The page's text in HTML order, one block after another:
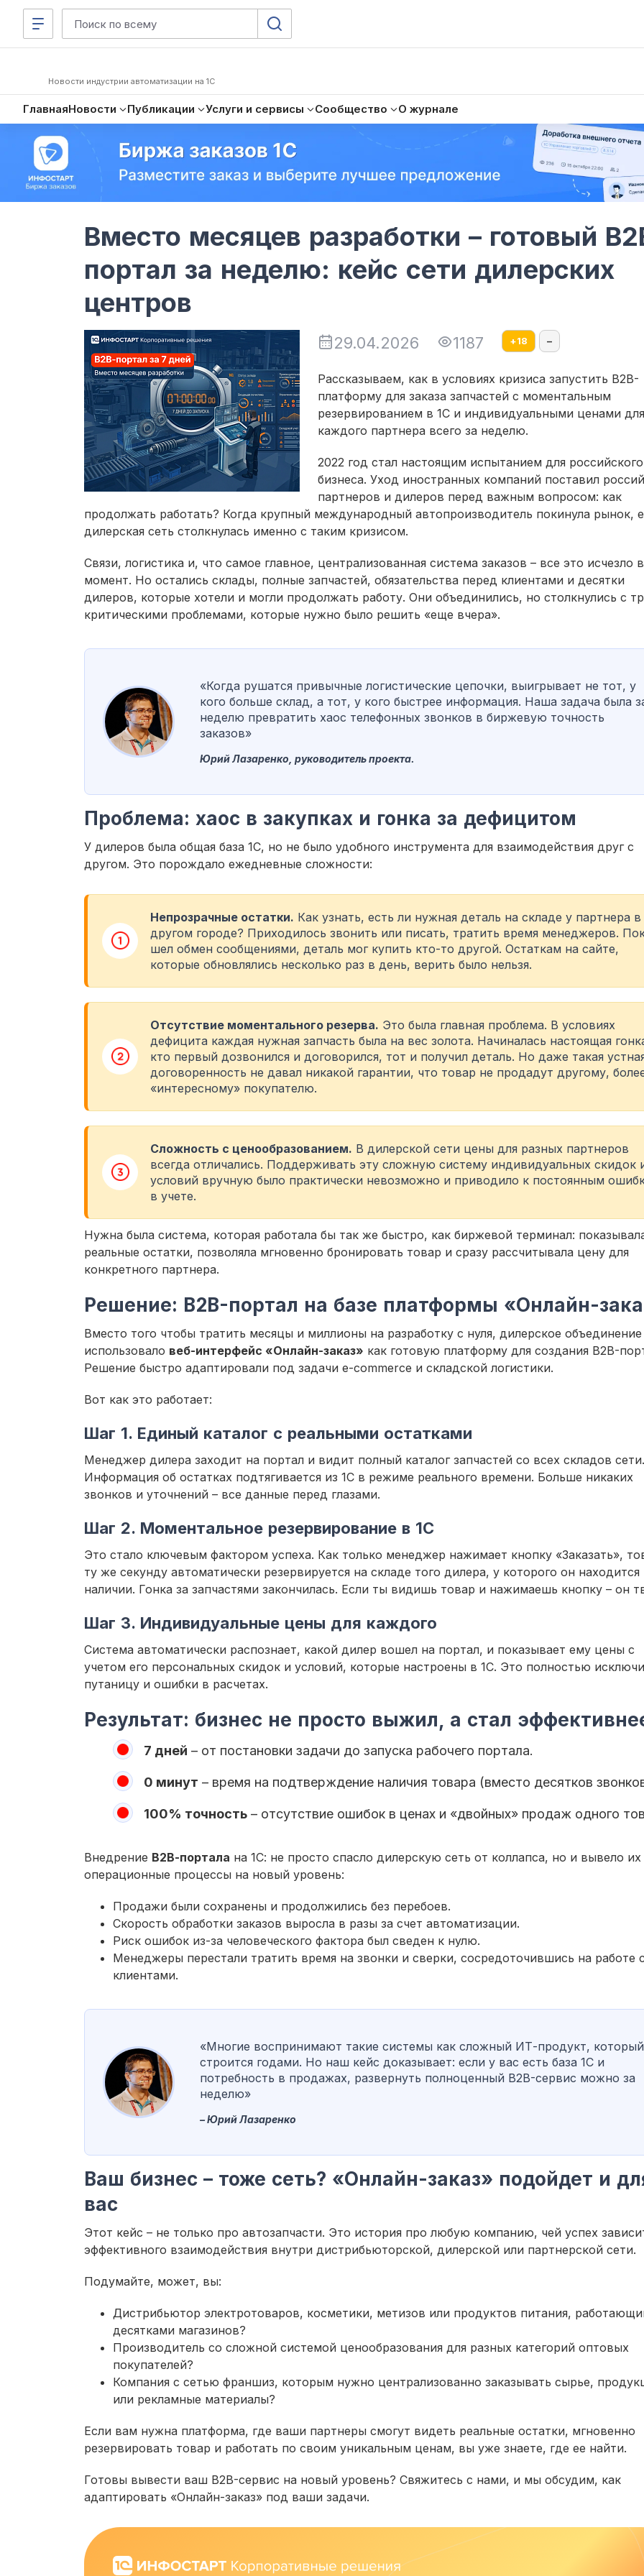
Новости индустрии автоматизации на 1С
ГлавнаяНовости Публикации Услуги и сервисы Сообщество О журнале
Вместо месяцев разработки – готовый
портал за неделю: кейс сети дилерских
центров
29.04.2026 1187 +18 –
Рассказываем, как в условиях кризиса запустить B2B-
платформу для заказа запчастей с моментальным
резервированием в 1С и индивидуальными ценами для
каждого партнера всего за неделю.
2022 год стал настоящим испытанием для российского
бизнеса. Уход иностранных компаний поставил
партнеров и дилеров перед важным вопросом: как
продолжать работать? Когда крупный международный автопроизводитель покинула рынок,
дилерская сеть столкнулась именно с таким кризисом.
Связи, логистика и, что самое главное, централизованная система заказов – все это исчезло
момент. Но остались склады, полные запчастей, обязательства перед клиентами и десятки
дилеров, которые хотели и могли продолжать работу. Они объединились, но столкнулись с
критическими проблемами, которые нужно было решить «еще вчера».
«Когда рушатся привычные логистические цепочки, выигрывает не тот, у
кого больше склад, а тот, у кого быстрее информация. Наша задача была
неделю превратить хаос телефонных звонков в биржевую точность
заказов»
Юрий Лазаренко, руководитель проекта.
Проблема: хаос в закупках и гонка за дефицитом
У дилеров была общая база 1С, но не было удобного инструмента для взаимодействия друг с
другом. Это порождало ежедневные сложности:
Непрозрачные остатки. Как узнать, есть ли нужная деталь на складе у партнера в
другом городе? Приходилось звонить или писать, тратить время менеджеров.
шел обмен сообщениями, деталь мог купить кто-то другой. Остаткам на сайте,
которые обновлялись несколько раз в день, верить было нельзя.
Отсутствие моментального резерва. Это была главная проблема. В условиях
дефицита каждая нужная запчасть была на вес золота. Начиналась настоящая
кто первый дозвонился и договорился, тот и получил деталь. Но даже такая
договоренность не давал никакой гарантии, что товар не продадут другому,
«интересному» покупателю.
Сложность с ценообразованием. В дилерской сети цены для разных партнеров
всегда отличались. Поддерживать эту сложную систему индивидуальных скидок
условий вручную было практически невозможно и приводило к постоянным
в учете.
Нужна была система, которая работала бы так же быстро, как биржевой терминал:
реальные остатки, позволяла мгновенно бронировать товар и сразу рассчитывала цену для
конкретного партнера.
Решение: B2B-портал на базе платформы «Онлайн-
Вместо того чтобы тратить месяцы и миллионы на разработку с нуля, дилерское объединение
использовало веб-интерфейс «Онлайн-заказ» как готовую платформу для создания B2B-
Решение быстро адаптировали под задачи e-commerce и складской логистики.
Вот как это работает:
Шаг 1. Единый каталог с реальными остатками
Менеджер дилера заходит на портал и видит полный каталог запчастей со всех складов сети.
Информация об остатках подтягивается из 1С в режиме реального времени. Больше никаких
звонков и уточнений – все данные перед глазами.
Шаг 2. Моментальное резервирование в 1С
Это стало ключевым фактором успеха. Как только менеджер нажимает кнопку «Заказать»,
ту же секунду автоматически резервируется на складе того дилера, у которого он находится
наличии. Гонка за запчастями закончилась. Если ты видишь товар и нажимаешь кнопку – он
Шаг 3. Индивидуальные цены для каждого
Система автоматически распознает, какой дилер вошел на портал, и показывает ему цены с
учетом его персональных скидок и условий, которые настроены в 1С. Это полностью
путаницу и ошибки в расчетах.
Результат: бизнес не просто выжил, а стал
7 дней – от постановки задачи до запуска рабочего портала.
0 минут – время на подтверждение наличия товара (вместо десятков
100% точность – отсутствие ошибок в ценах и «двойных» продаж одного
Внедрение В2В-портала на 1С: не просто спасло дилерскую сеть от коллапса, но и вывело их
операционные процессы на новый уровень:
Продажи были сохранены и продолжились без перебоев.
Скорость обработки заказов выросла в разы за счет автоматизации.
Риск ошибок из-за человеческого фактора был сведен к нулю.
Менеджеры перестали тратить время на звонки и сверки, сосредоточившись на работе
клиентами.
«Многие воспринимают такие системы как сложный ИТ-продукт, который
строится годами. Но наш кейс доказывает: если у вас есть база 1С и
потребность в продажах, развернуть полноценный B2B-сервис можно за
неделю»
– Юрий Лазаренко
Ваш бизнес – тоже сеть? «Онлайн-заказ» подойдет и
вас
Этот кейс – не только про автозапчасти. Это история про любую компанию, чей успех
эффективного взаимодействия внутри дистрибьюторской, дилерской или партнерской сети.
Подумайте, может, вы:
Дистрибьютор электротоваров, косметики, метизов или продуктов питания,
десятками магазинов?
Производитель со сложной системой ценообразования для разных категорий оптовых
покупателей?
Компания с сетью франшиз, которым нужно централизованно заказывать сырье,
или рекламные материалы?
Если вам нужна платформа, где ваши партнеры смогут видеть реальные остатки, мгновенно
резервировать товар и работать по своим уникальным ценам, вы уже знаете, где ее найти.
Готовы вывести ваш B2B-сервис на новый уровень? Свяжитесь с нами, и мы обсудим, как
адаптировать «Онлайн-заказ» под ваши задачи.